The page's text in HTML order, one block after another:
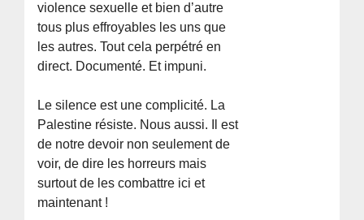
violence sexuelle et bien d’autre
tous plus effroyables les uns que
les autres. Tout cela perpétré en
direct. Documenté. Et impuni.
Le silence est une complicité. La
Palestine résiste. Nous aussi. Il est
de notre devoir non seulement de
voir, de dire les horreurs mais
surtout de les combattre ici et
maintenant !